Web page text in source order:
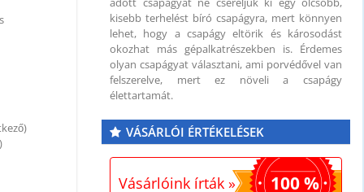
kisebb terhelést bíró csapágyra, mert könnyen
lehet, hogy a csapágy eltörik és károsodást
okozhat más gépalkatrészekben is. Érdemes
olyan csapágyat választani, ami porvédővel van
felszerelve, mert ez növeli a csapágy
élettartamát.
VÁSÁRLÓI ÉRTÉKELÉSEK
Vásárlóink írták » 100 %